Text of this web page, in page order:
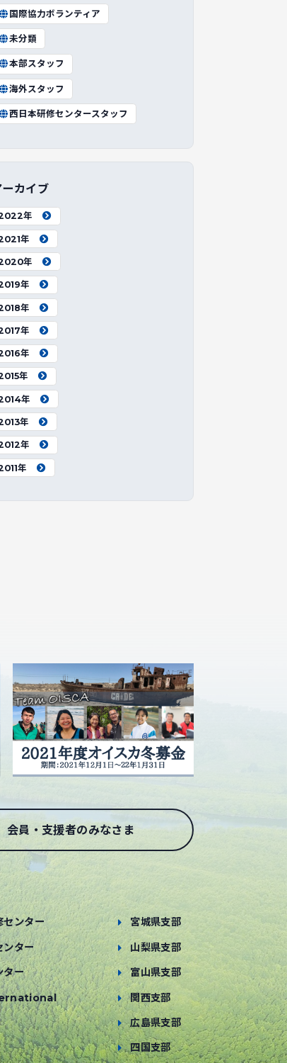
国際協力ボランティア
未分類
本部スタッフ
海外スタッフ
西日本研修センタースタッフ
ーカイブ
年
年
年
年
年
年
年
年
年
年
年
年
会員・支援者のみなさま
センター
ンター
ター
宮城県支部
山梨県支部
富山県支部
関西支部
広島県支部
四国支部